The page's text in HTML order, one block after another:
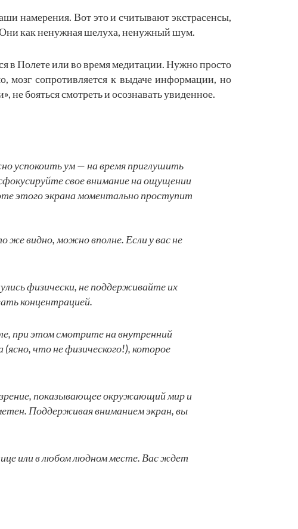
намерения. Вот это и считывают экстрасенсы,
как ненужная шелуха, ненужный шум.
в Полете или во время медитации. Нужно просто
мозг сопротивляется к выдаче информации, но
не бояться смотреть и осознавать увиденное.
успокоить ум — на время приглушить
свое внимание на ощущении
этого экрана моментально проступит
же видно, можно вполне. Если у вас не
физически, не поддерживайте их
концентрацией.
при этом смотрите на внутренний
что не физического!), которое
зрение, показывающее окружающий мир и
Поддерживая вниманием экран, вы
или в любом людном месте. Вас ждет